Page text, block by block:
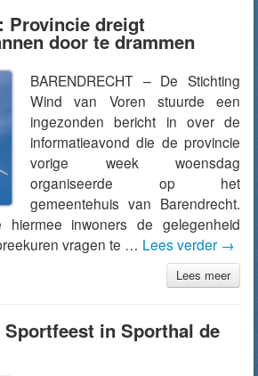
Provincie dreigt
door te drammen
BARENDRECHT – De Stichting
Wind van Voren stuurde een
ingezonden bericht in over de
informatieavond die de provincie
vorige week woensdag
organiseerde op het
gemeentehuis van Barendrecht.
hiermee inwoners de gelegenheid
vragen te … Lees verder →
Lees meer
in Sporthal de